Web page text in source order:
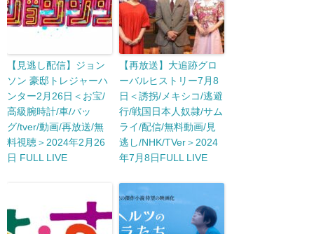
【見逃し配信】ジョン
ソン 豪邸トレジャーハ
ンター2月26日＜お宝/
高級腕時計/車/バッ
グ/tver/動画/再放送/無
料視聴＞2024年2月26
日 FULL LIVE
【再放送】大追跡グロ
ーバルヒストリー7月8
日＜誘拐/メキシコ/逃避
行/戦国日本人奴隷/サム
ライ/配信/無料動画/見
逃し/NHK/TVer＞2024
年7月8日FULL LIVE